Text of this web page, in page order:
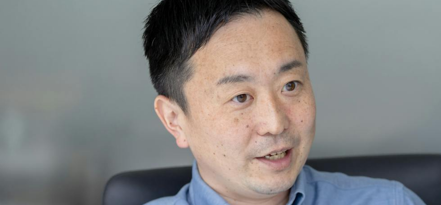
Company
会社概要
Contact
お問い合わせ
個人情報の取扱いについて 個人情報保護方針